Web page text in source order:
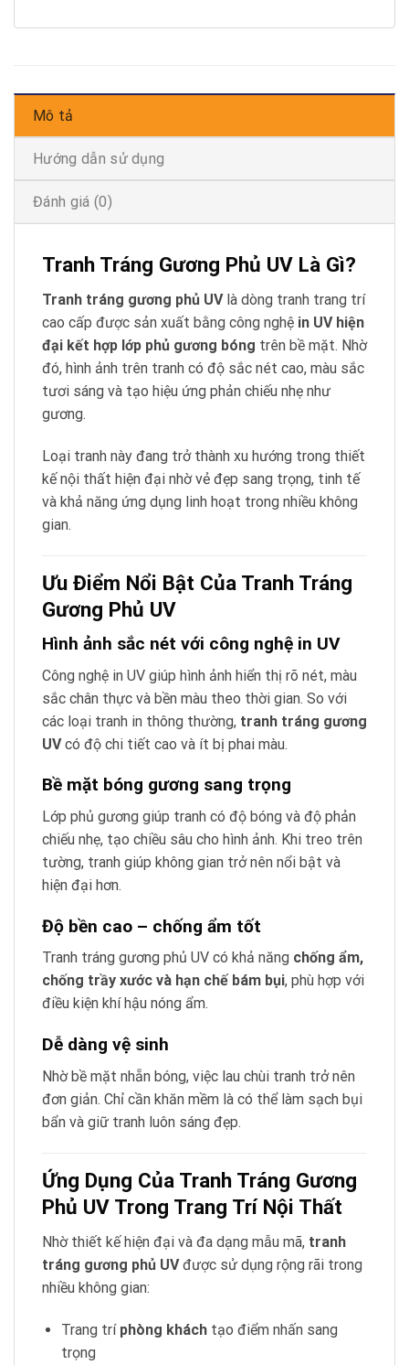
Mô tả
Đánh giá (0)
Hướng dẫn sử dụng
Tranh Tráng Gương Phủ UV Là Gì?
Tranh tráng gương phủ UVlà dòng tranh trang trí
cao cấp được sản xuất bằng công nghệ in UV hiện
đại kết hợp lớp phủ gương bóng trên bề mặt. Nhờ
đó, hình ảnh trên tranh có độ sắc nét cao, màu sắc
tươi sáng và tạo hiệu ứng phản chiếu nhẹ như
gương.
Loại tranh này đang trở thành xu hướng trong thiết
kế nội thất hiện đại nhờ vẻ đẹp sang trọng, tinh tế
và khả năng ứng dụng linh hoạt trong nhiều không
gian.
Ưu Điểm Nổi Bật Của Tranh Tráng
Gương Phủ UV
Hình ảnh sắc nét với công nghệ in UV
Công nghệ in UV giúp hình ảnh hiển thị rõ nét, màu
sắc chân thực và bền màu theo thời gian. So với
các loại tranh in thông thường, tranh tráng gương
UVcó độ chi tiết cao và ít bị phai màu.
Bề mặt bóng gương sang trọng
Lớp phủ gương giúp tranh có độ bóng và độ phản
chiếu nhẹ, tạo chiều sâu cho hình ảnh. Khi treo trên
tường, tranh giúp không gian trở nên nổi bật và
hiện đại hơn.
Độ bền cao – chống ẩm tốt
Tranh tráng gương phủ UV có khả năng chống ẩm,
chống trầy xước và hạn chế bám bụi, phù hợp với
điều kiện khí hậu nóng ẩm.
Dễ dàng vệ sinh
Nhờ bề mặt nhẵn bóng, việc lau chùi tranh trở nên
đơn giản. Chỉ cần khăn mềm là có thể làm sạch bụi
bẩn và giữ tranh luôn sáng đẹp.
Ứng Dụng Của Tranh Tráng Gương
Phủ UV Trong Trang Trí Nội Thất
Nhờ thiết kế hiện đại và đa dạng mẫu mã, tranh
tráng gương phủ UVđược sử dụng rộng rãi trong
nhiều không gian:
Trang trí phòng kháchtạo điểm nhấn sang
trọng